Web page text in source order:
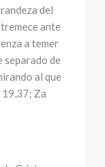
del
ante
a temer
separado de
al que
Za